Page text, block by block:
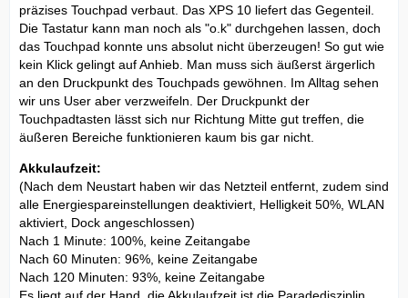
präzises Touchpad verbaut. Das XPS 10 liefert das Gegenteil.
Die Tastatur kann man noch als "o.k" durchgehen lassen, doch
das Touchpad konnte uns absolut nicht überzeugen! So gut wie
kein Klick gelingt auf Anhieb. Man muss sich äußerst ärgerlich
an den Druckpunkt des Touchpads gewöhnen. Im Alltag sehen
wir uns User aber verzweifeln. Der Druckpunkt der
Touchpadtasten lässt sich nur Richtung Mitte gut treffen, die
äußeren Bereiche funktionieren kaum bis gar nicht.
Akkulaufzeit:
(Nach dem Neustart haben wir das Netzteil entfernt, zudem sind
alle Energiespareinstellungen deaktiviert, Helligkeit 50%, WLAN
aktiviert, Dock angeschlossen)
Nach 1 Minute: 100%, keine Zeitangabe
Nach 60 Minuten: 96%, keine Zeitangabe
Nach 120 Minuten: 93%, keine Zeitangabe
Es liegt auf der Hand, die Akkulaufzeit ist die Paradedisziplin